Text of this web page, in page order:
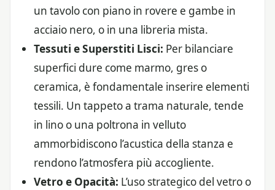
un tavolo con piano in rovere e gambe in
acciaio nero, o in una libreria mista.
Tessuti e Superstiti Lisci: Per bilanciare
superfici dure come marmo, gres o
ceramica, è fondamentale inserire elementi
tessili. Un tappeto a trama naturale, tende
in lino o una poltrona in velluto
ammorbidiscono l’acustica della stanza e
rendono l’atmosfera più accogliente.
Vetro e Opacità: L’uso strategico del vetro o